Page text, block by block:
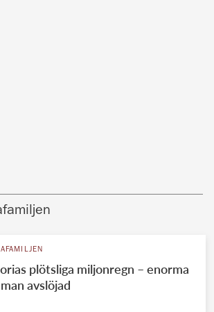
plötsliga miljonregn – enorma
avslöjad